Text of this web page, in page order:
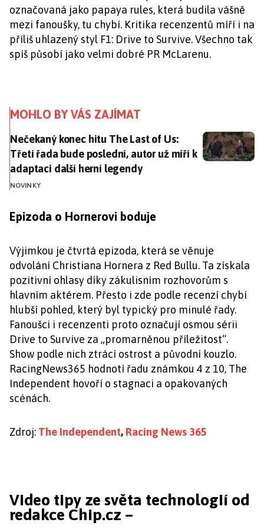
označovaná jako papaya rules, která budila vášně
mezi fanoušky, tu chybí. Kritika recenzentů míří i na
příliš uhlazený styl F1: Drive to Survive. Všechno tak
spíš působí jako velmi dobré PR McLarenu.
MOHLO BY VÁS ZAJÍMAT
Nečekaný konec hitu The Last of Us: Třetí řada
Nečekaný konec hitu The Last of Us:
Třetí řada bude poslední, autor už míří k
adaptaci další herní legendy
NOVINKY
Epizoda o Hornerovi boduje
Výjimkou je čtvrtá epizoda, která se věnuje
odvolání Christiana Hornera z Red Bullu. Ta získala
pozitivní ohlasy díky zákulisním rozhovorům s
hlavním aktérem. Přesto i zde podle recenzí chybí
hlubší pohled, který byl typický pro minulé řady.
Fanoušci i recenzenti proto označují osmou sérii
Drive to Survive za „promarněnou příležitost“.
Show podle nich ztrácí ostrost a původní kouzlo.
RacingNews365 hodnotí řadu známkou 4 z 10, The
Independent hovoří o stagnaci a opakovaných
scénách.
Zdroj: The Independent, Racing News 365
Video tipy ze světa technologií od
redakce Chip.cz –